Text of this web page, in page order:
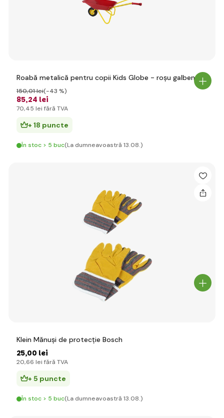
Roabă metalică pentru copii Kids Globe - roșu galben
85,24 lei
150,01 lei(-43 %)
70,45 lei fără TVA
+ 18 puncte
În stoc > 5 buc(La dumneavoastră 13.08.)
Klein Mănuși de protecție Bosch
25,00 lei
20,66 lei fără TVA
+ 5 puncte
În stoc > 5 buc(La dumneavoastră 13.08.)